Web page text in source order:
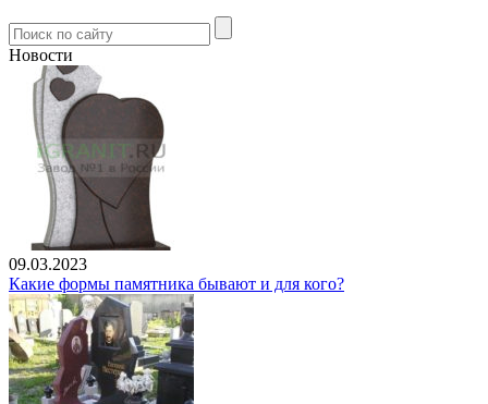
Новости
09.03.2023
Какие формы памятника бывают и для кого?